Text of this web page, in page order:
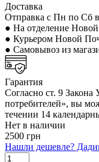
Доставка
Отправка с Пн по Сб
● На отделение
● Курьером Новой
● Самовывоз из
Гарантия
Согласно ст. 9
потребителей», вы
течении 14
Нет в наличии
2500 грн
Нашли дешевле?